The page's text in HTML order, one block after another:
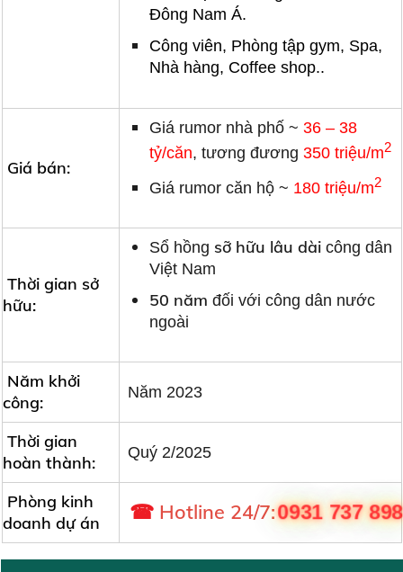
Đông Nam Á.
Công viên, Phòng tập gym, Spa,
Nhà hàng, Coffee shop..
Giá bán:
Giá rumor nhà phố ~ 36 – 38
tỷ/căn, tương đương 350 triệu/m2
Giá rumor căn hộ ~ 180 triệu/m2
Thời gian sở
hữu:
Sổ hồng sỡ hữu lâu dàicông dân
Việt Nam
50 năm đối với công dân nước
ngoài
Năm khởi
công:
Năm 2023
Thời gian
hoàn thành:
Quý 2/2025
Phòng kinh
doanh dự án
☎ Hotline 24/7:
0931 737